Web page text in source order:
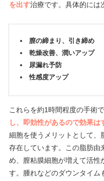
を出す治療です。具体的には
膣の締まり、引き締め
乾燥改善、潤いアップ
尿漏れ予防
性感度アップ
これらを約1時間程度の手術
し、即効性があるので効果は
細胞を使うメリットとして、
存在しています。この脂肪由
め、膣粘膜細胞が増えて活性
す。腫れなどのダウンタイム